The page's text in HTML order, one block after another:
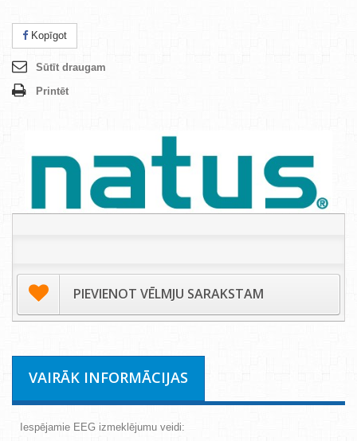
Kopīgot
Sūtīt draugam
Printēt
PIEVIENOT VĒLMJU SARAKSTAM
VAIRĀK INFORMĀCIJAS
Iespējamie EEG izmeklējumu veidi: